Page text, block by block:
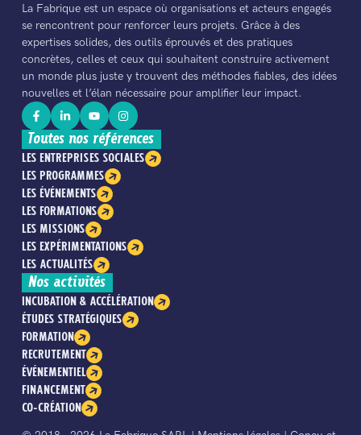
La Fabrique est un espace où organisations et acteurs engagés
se rencontrent pour renforcer leurs projets. Grâce à des
expertises solides, des outils éprouvés et des pratiques
concrètes, celles et ceux qui souhaitent construire activement
un monde plus juste y trouvent des méthodes fiables, des idées
nouvelles et l’élan nécessaire pour amplifier leur impact.
Toutes nos références
LES ENTREPRISES SOCIALES
LES PROGRAMMES
LES ÉVÉNEMENTS
LES FORMATIONS
LES MISSIONS
LES EXPÉRIMENTATIONS
LES ACTUALITÉS
Nos activités
INCUBATION & ACCÉLÉRATION
ÉTUDES STRATÉGIQUES
FORMATION
RECRUTEMENT
ÉVÉNEMENTIEL
FINANCEMENT
CO-CRÉATION